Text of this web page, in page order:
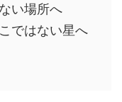
い場所へ
ではない星へ